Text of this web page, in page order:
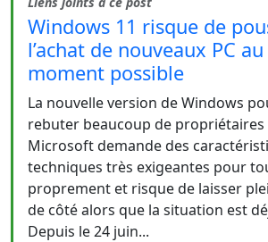
Windows 11 risque de
l’achat de nouveaux PC
moment possible
La nouvelle version de Windows
rebuter beaucoup de propriétaires
Microsoft demande des
techniques très exigeantes pour
proprement et risque de laisser
de côté alors que la situation est
Depuis le 24 juin...